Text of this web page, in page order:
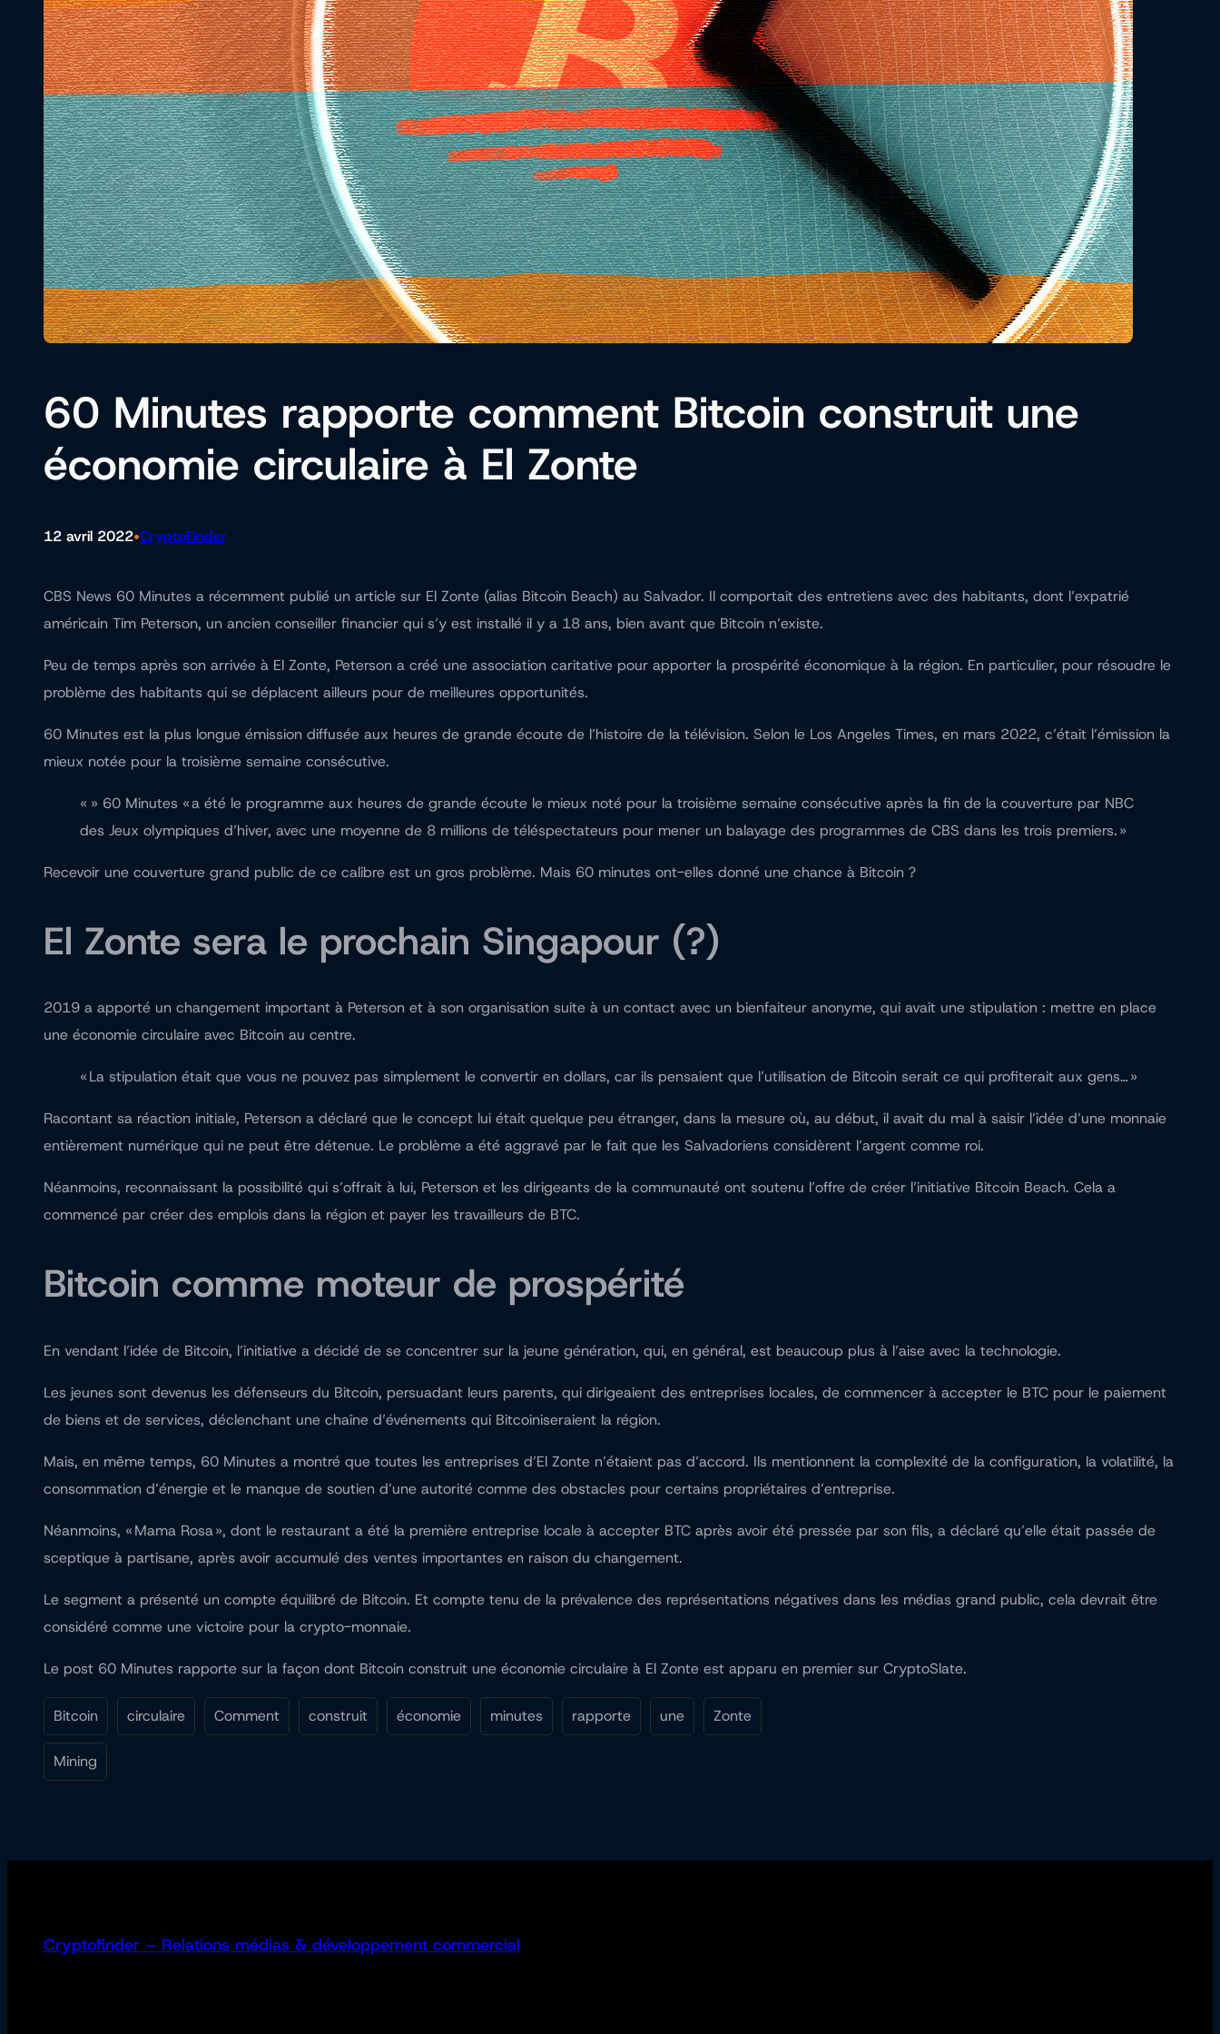
60 Minutes rapporte comment Bitcoin construit une
économie circulaire à El Zonte
12 avril 2022•CryptoFinder
CBS News 60 Minutes a récemment publié un article sur El Zonte (alias Bitcoin Beach) au Salvador. Il comportait des entretiens avec des habitants, dont l’expatrié
américain Tim Peterson, un ancien conseiller financier qui s’y est installé il y a 18 ans, bien avant que Bitcoin n’existe.
Peu de temps après son arrivée à El Zonte, Peterson a créé une association caritative pour apporter la prospérité économique à la région. En particulier, pour résoudre le
problème des habitants qui se déplacent ailleurs pour de meilleures opportunités.
60 Minutes est la plus longue émission diffusée aux heures de grande écoute de l’histoire de la télévision. Selon le Los Angeles Times, en mars 2022, c’était l’émission la
mieux notée pour la troisième semaine consécutive.
« » 60 Minutes « a été le programme aux heures de grande écoute le mieux noté pour la troisième semaine consécutive après la fin de la couverture par NBC
des Jeux olympiques d’hiver, avec une moyenne de 8 millions de téléspectateurs pour mener un balayage des programmes de CBS dans les trois premiers. »
Recevoir une couverture grand public de ce calibre est un gros problème. Mais 60 minutes ont-elles donné une chance à Bitcoin ?
El Zonte sera le prochain Singapour (?)
2019 a apporté un changement important à Peterson et à son organisation suite à un contact avec un bienfaiteur anonyme, qui avait une stipulation : mettre en place
une économie circulaire avec Bitcoin au centre.
« La stipulation était que vous ne pouvez pas simplement le convertir en dollars, car ils pensaient que l’utilisation de Bitcoin serait ce qui profiterait aux gens… »
Racontant sa réaction initiale, Peterson a déclaré que le concept lui était quelque peu étranger, dans la mesure où, au début, il avait du mal à saisir l’idée d’une monnaie
entièrement numérique qui ne peut être détenue. Le problème a été aggravé par le fait que les Salvadoriens considèrent l’argent comme roi.
Néanmoins, reconnaissant la possibilité qui s’offrait à lui, Peterson et les dirigeants de la communauté ont soutenu l’offre de créer l’initiative Bitcoin Beach. Cela a
commencé par créer des emplois dans la région et payer les travailleurs de BTC.
Bitcoin comme moteur de prospérité
En vendant l’idée de Bitcoin, l’initiative a décidé de se concentrer sur la jeune génération, qui, en général, est beaucoup plus à l’aise avec la technologie.
Les jeunes sont devenus les défenseurs du Bitcoin, persuadant leurs parents, qui dirigeaient des entreprises locales, de commencer à accepter le BTC pour le paiement
de biens et de services, déclenchant une chaîne d’événements qui Bitcoiniseraient la région.
Mais, en même temps, 60 Minutes a montré que toutes les entreprises d’El Zonte n’étaient pas d’accord. Ils mentionnent la complexité de la configuration, la volatilité, la
consommation d’énergie et le manque de soutien d’une autorité comme des obstacles pour certains propriétaires d’entreprise.
Néanmoins, « Mama Rosa », dont le restaurant a été la première entreprise locale à accepter BTC après avoir été pressée par son fils, a déclaré qu’elle était passée de
sceptique à partisane, après avoir accumulé des ventes importantes en raison du changement.
Le segment a présenté un compte équilibré de Bitcoin. Et compte tenu de la prévalence des représentations négatives dans les médias grand public, cela devrait être
considéré comme une victoire pour la crypto-monnaie.
Le post 60 Minutes rapporte sur la façon dont Bitcoin construit une économie circulaire à El Zonte est apparu en premier sur CryptoSlate.
Bitcoin circulaire Comment construit économie minutes rapporte une Zonte
Mining
Cryptofinder – Relations médias & développement commercial